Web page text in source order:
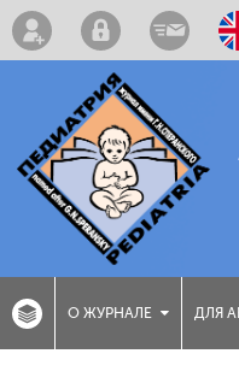
О ЖУРНАЛЕ ДЛЯ